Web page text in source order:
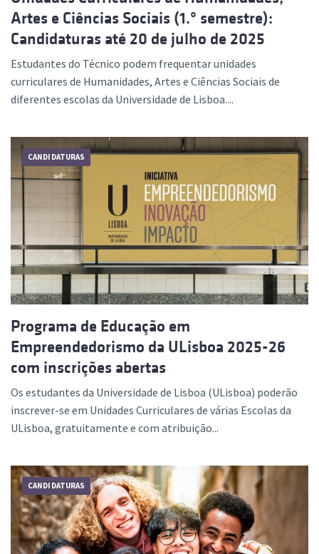
Artes e Ciências Sociais (1.º semestre):
Candidaturas até 20 de julho de 2025
Estudantes do Técnico podem frequentar unidades
curriculares de Humanidades, Artes e Ciências Sociais de
diferentes escolas da Universidade de Lisboa....
CANDIDATURAS
Programa de Educação em
Empreendedorismo da ULisboa 2025-26
com inscrições abertas
Os estudantes da Universidade de Lisboa (ULisboa) poderão
inscrever-se em Unidades Curriculares de várias Escolas da
ULisboa, gratuitamente e com atribuição...
CANDIDATURAS